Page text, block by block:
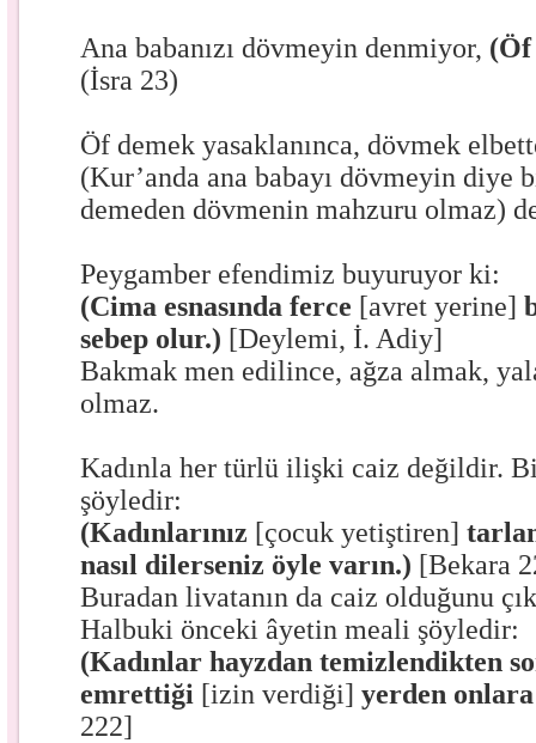
Ana babanızı dövmeyin denmiyor,
(İsra 23)
Öf demek yasaklanınca, dövmek
(Kur’anda ana babayı dövmeyin diye
demeden dövmenin mahzuru olmaz)
Peygamber efendimiz buyuruyor ki:
(Cima esnasında ferce [avret yerine]
sebep olur.) [Deylemi, İ. Adiy]
Bakmak men edilince, ağza almak,
olmaz.
Kadınla her türlü ilişki caiz değildir.
şöyledir:
(Kadınlarınız [çocuk yetiştiren]
nasıl dilerseniz öyle varın.) [Bekara
Buradan livatanın da caiz olduğunu
Halbuki önceki âyetin meali şöyledir:
(Kadınlar hayzdan temizlendikten
emrettiği [izin verdiği]yerden
222]